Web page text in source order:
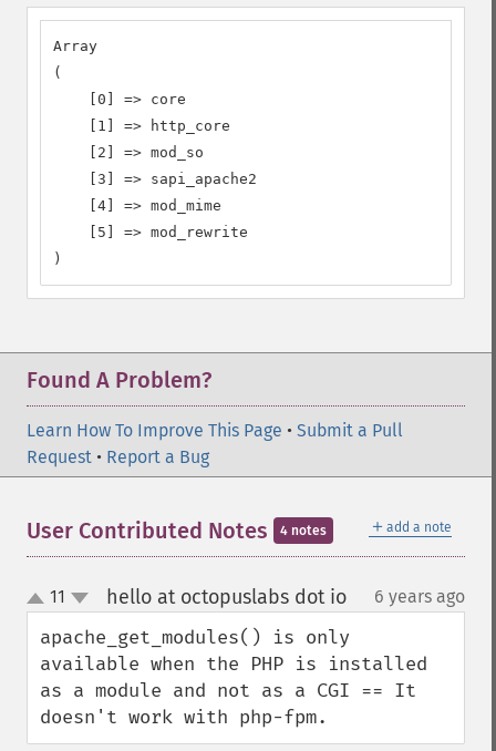
Array
(
    [0] => core
    [1] => http_core
    [2] => mod_so
    [3] => sapi_apache2
    [4] => mod_mime
    [5] => mod_rewrite
)
Found A Problem?
Learn How To Improve This Page • Submit a Pull
Request • Report a Bug
＋ add a note
User Contributed Notes 4 notes
up
down
11 hello at octopuslabs dot io¶ 6 years ago
apache_get_modules() is only
available when the PHP is installed
as a module and not as a CGI == It
doesn't work with php-fpm.